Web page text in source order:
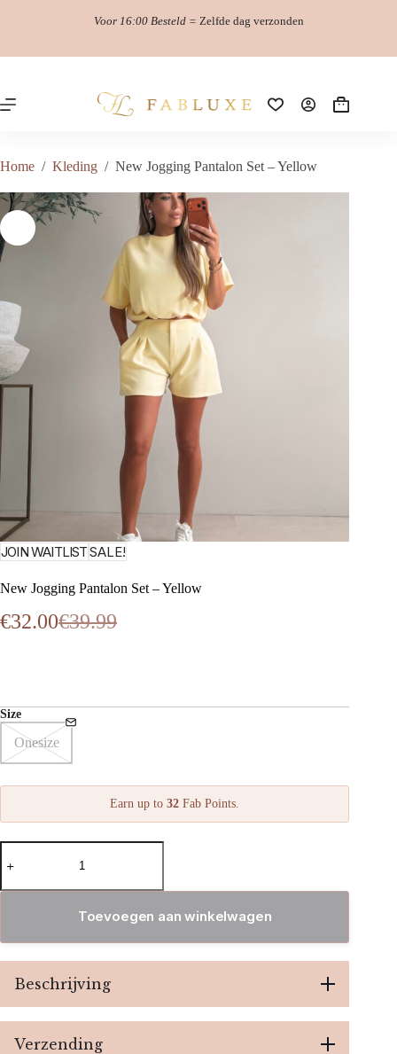
inhoud
Voor 16:00 Besteld = Zelfde dag verzonden
Home / Kleding / New Jogging Pantalon Set – Yellow
JOIN WAITLISTSALE!
New Jogging Pantalon Set – Yellow
€39.99
Oorspronkelijke
€32.00Huidige
Size
Onesize
Earn up to32 Fab Points.
New
Jogging
Set
Toevoegen aan winkelwagen
Beschrijving
Verzending